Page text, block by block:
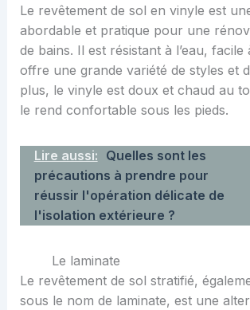
Le revêtement de sol en vinyle est
abordable et pratique pour une
de bains. Il est résistant à l’eau, facile
offre une grande variété de styles et
plus, le vinyle est doux et chaud au
le rend confortable sous les pieds.
Lire aussi: Quelles sont les
précautions à prendre pour
réussir l'opération délicate de
l'isolation extérieure ?
Le laminate
Le revêtement de sol stratifié,
sous le nom de laminate, est une